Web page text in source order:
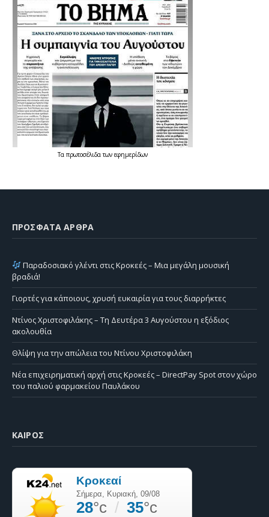
Τα πρωτοσέλιδατων εφημερίδων
ΠΡΌΣΦΑΤΑ ΆΡΘΡΑ
Παραδοσιακό γλέντι στις Κροκεές – Μια μεγάλη μουσική
βραδιά!
Γιορτές για κάποιους, χρυσή ευκαιρία για τους διαρρήκτες
Ντίνος Χριστοφιλάκης – Τη Δευτέρα 3 Αυγούστου η εξόδιος
ακολουθία
Θλίψη για την απώλεια του Ντίνου Χριστοφιλάκη
Νέα επιχειρηματική αρχή στις Κροκεές – DirectPay Spot στον χώρο
του παλιού φαρμακείου Παυλάκου
ΚΑΙΡΌΣ